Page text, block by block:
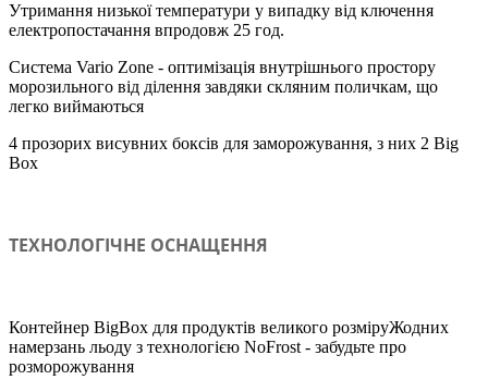
Утримання низької температури у випадку від ключення
електропостачання впродовж 25 год.
Система Vario Zone - оптимізація внутрішнього простору
морозильного від ділення завдяки скляним поличкам, що
легко виймаються
4 прозорих висувних боксів для заморожування, з них 2 Big
Box
ТЕХНОЛОГІЧНЕ ОСНАЩЕННЯ
Контейнер BigBox для продуктів великого розміруЖодних
намерзань льоду з технологією NoFrost - забудьте про
розморожування